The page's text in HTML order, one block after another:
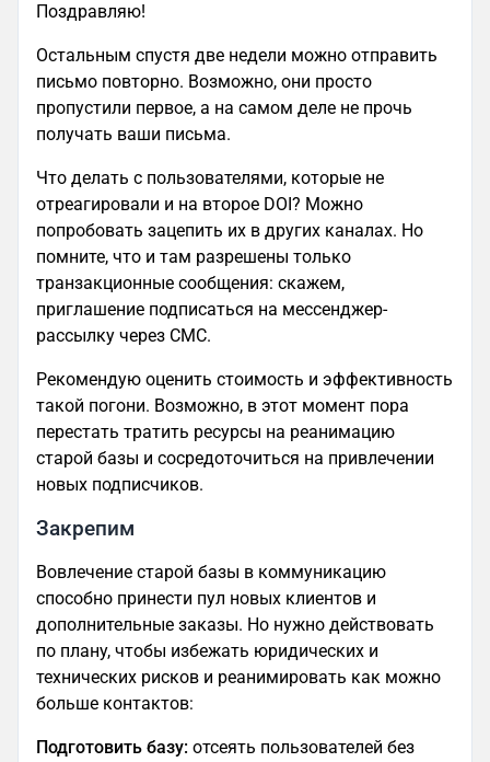
Поздравляю!
Остальным спустя две недели можно отправить
письмо повторно. Возможно, они просто
пропустили первое, а на самом деле не прочь
получать ваши письма.
Что делать с пользователями, которые не
отреагировали и на второе DOI? Можно
попробовать зацепить их в других каналах. Но
помните, что и там разрешены только
транзакционные сообщения: скажем,
приглашение подписаться на мессенджер-
рассылку через СМС.
Рекомендую оценить стоимость и эффективность
такой погони. Возможно, в этот момент пора
перестать тратить ресурсы на реанимацию
старой базы и сосредоточиться на привлечении
новых подписчиков.
Закрепим
Вовлечение старой базы в коммуникацию
способно принести пул новых клиентов и
дополнительные заказы. Но нужно действовать
по плану, чтобы избежать юридических и
технических рисков и реанимировать как можно
больше контактов:
Подготовить базу: отсеять пользователей без